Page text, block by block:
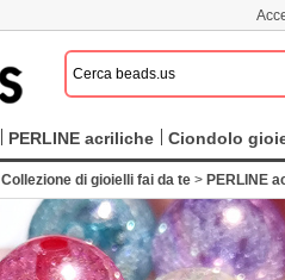
PERLINE acriliche Ciondolo
Collezione di gioielli fai da te > PERLINE